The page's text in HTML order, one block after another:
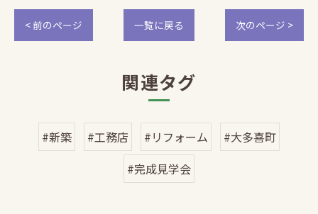
< 前のページ 一覧に戻る 次のページ >
関連タグ
#新築 #工務店 #リフォーム
#大多喜町
#完成見学会